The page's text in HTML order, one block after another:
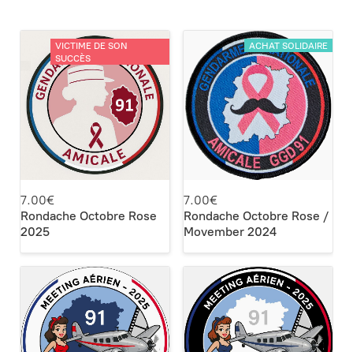
VICTIME DE SON
SUCCÈS
7.00€
Rondache Octobre Rose
2025
ACHAT SOLIDAIRE
7.00€
Rondache Octobre Rose /
Movember 2024